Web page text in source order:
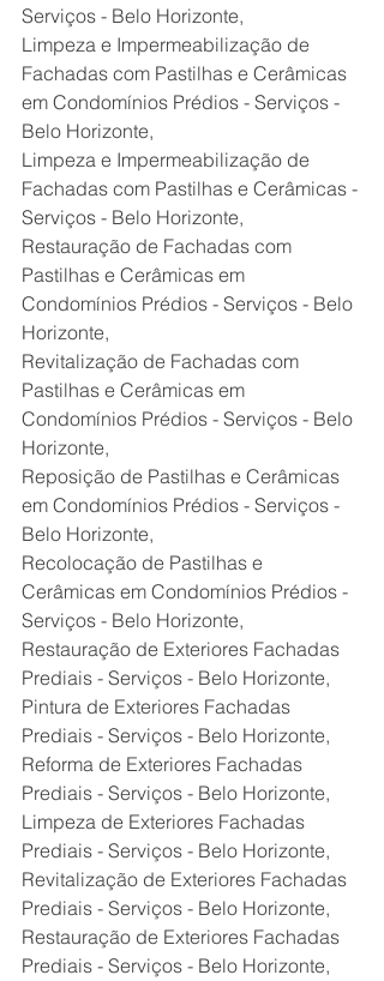
Serviços - Belo Horizonte,
Limpeza e Impermeabilização de
Fachadas com Pastilhas e Cerâmicas
em Condomínios Prédios - Serviços -
Belo Horizonte,
Limpeza e Impermeabilização de
Fachadas com Pastilhas e Cerâmicas -
Serviços - Belo Horizonte,
Restauração de Fachadas com
Pastilhas e Cerâmicas em
Condomínios Prédios - Serviços - Belo
Horizonte,
Revitalização de Fachadas com
Pastilhas e Cerâmicas em
Condomínios Prédios - Serviços - Belo
Horizonte,
Reposição de Pastilhas e Cerâmicas
em Condomínios Prédios - Serviços -
Belo Horizonte,
Recolocação de Pastilhas e
Cerâmicas em Condomínios Prédios -
Serviços - Belo Horizonte,
Restauração de Exteriores Fachadas
Prediais - Serviços - Belo Horizonte,
Pintura de Exteriores Fachadas
Prediais - Serviços - Belo Horizonte,
Reforma de Exteriores Fachadas
Prediais - Serviços - Belo Horizonte,
Limpeza de Exteriores Fachadas
Prediais - Serviços - Belo Horizonte,
Revitalização de Exteriores Fachadas
Prediais - Serviços - Belo Horizonte,
Restauração de Exteriores Fachadas
Prediais - Serviços - Belo Horizonte,